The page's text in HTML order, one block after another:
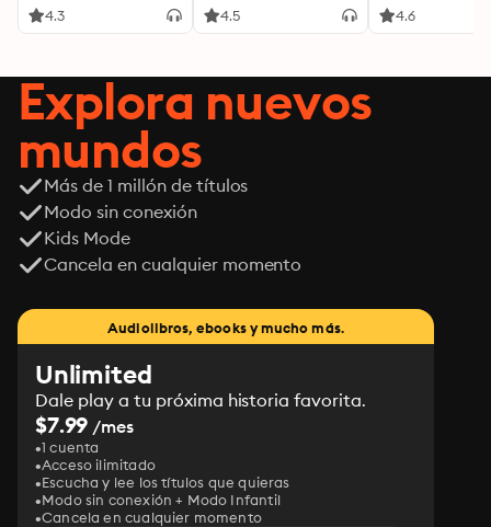
4.3 4.5 4.6
Explora nuevos
mundos
Más de 1 millón de títulos
Modo sin conexión
Kids Mode
Cancela en cualquier momento
Audiolibros, ebooks y mucho más.
Unlimited
Dale play a tu próxima historia favorita.
$7.99 /mes
1 cuenta
Acceso ilimitado
Escucha y lee los títulos que quieras
Modo sin conexión + Modo Infantil
Cancela en cualquier momento